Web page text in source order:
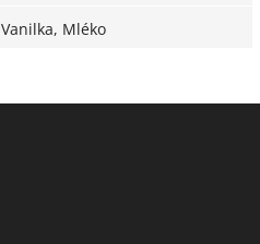
Vanilka, Mléko